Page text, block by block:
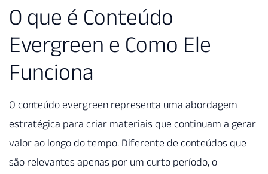
O que é Conteúdo
Evergreen e Como Ele
Funciona
O conteúdo evergreen representa uma abordagem
estratégica para criar materiais que continuam a gerar
valor ao longo do tempo. Diferente de conteúdos que
são relevantes apenas por um curto período, o